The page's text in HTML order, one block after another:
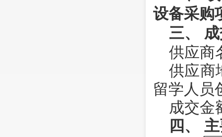
设备采购
三、
供应商
供应商
留学人员
成交金
四、